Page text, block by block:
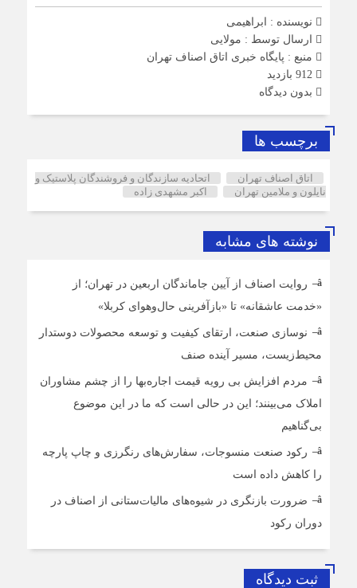
نویسنده : ابراهیمی
ارسال توسط : مولایی
منبع : پایگاه خبری اتاق اصناف تهران
بدون دیدگاه
برچسب ها
اتاق اصناف تهران
اتحادیه سازندگان و فروشندگان پلاستیک و
نایلون و ملامین تهران
اکبر مشهدی زاده
نوشته های مشابه
روایت اصناف از آیین جاماندگان اربعین در تهران؛ از
«خدمت عاشقانه» تا «بازآفرینی حال‌وهوای کربلا»
نوسازی صنعت، ارتقای کیفیت و توسعه محصولات دوستدار
محیط‌زیست، مسیر آینده صنف
مردم افزایش بی رویه قیمت اجاره‌بها را از چشم مشاوران
املاک می‌بینند؛ این در حالی است که ما در این موضوع
بی‌گناهیم
رکود صنعت منسوجات، سفارش‌های رنگرزی و چاپ پارچه
را کاهش داده است
ضرورت بازنگری در شیوه‌های مالیات‌ستانی از اصناف در
دوران رکود
ثبت دیدگاه